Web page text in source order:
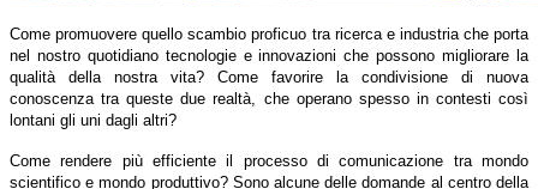
Come promuovere quello scambio proficuo tra ricerca e industria che porta
nel nostro quotidiano tecnologie e innovazioni che possono migliorare la
qualità della nostra vita? Come favorire la condivisione di nuova
conoscenza tra queste due realtà, che operano spesso in contesti così
lontani gli uni dagli altri?
Come rendere più efficiente il processo di comunicazione tra mondo
scientifico e mondo produttivo? Sono alcune delle domande al centro della